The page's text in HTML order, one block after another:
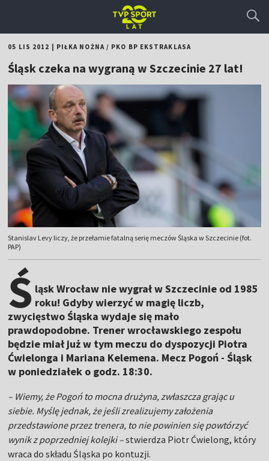
05 LIS 2012 PIŁKA NOŻNA/ PKO BP EKSTRAKLASA
Śląsk czeka na wygraną w Szczecinie 27 lat!
Stanislav Levy liczy, że przełamie fatalną serię meczów Śląska w Szczecinie (fot.
PAP)
Ś ląsk Wrocław nie wygrał w Szczecinie od 1985
roku! Gdyby wierzyć w magię liczb,
zwycięstwo Śląska wydaje się mało
prawdopodobne. Trener wrocławskiego zespołu
będzie miał już w tym meczu do dyspozycji Piotra
Ćwielonga i Mariana Kelemena. Mecz Pogoń - Śląsk
w poniedziałek o godz. 18:30.
– Wiemy, że Pogoń to mocna drużyna, zwłaszcza grając u
siebie. Myślę jednak, że jeśli zrealizujemy założenia
przedstawione przez trenera, to nie powinien się powtórzyć
wynik z poprzedniej kolejki –stwierdza Piotr Ćwielong, który
wraca do składu Śląska po kontuzji.